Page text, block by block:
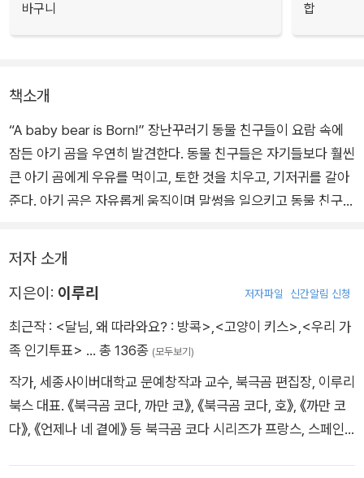
바구니
합
책소개
“A baby bear is Born!” 장난꾸러기 동물 친구들이 요람 속에
잠든 아기 곰을 우연히 발견한다. 동물 친구들은 자기들보다 훨씬
큰 아기 곰에게 우유를 먹이고, 토한 것을 치우고, 기저귀를 갈아
준다. 아기 곰은 자유롭게 움직이며 말썽을 일으키고 동물 친구들
그 사이 아기 곰은 놀랍게 성장한다. 아기 곰을 키우는 동안 아기
곰과 동물 친구들 가운데 누가 더 많이 자랐을까? 알파벳 순서대
로 노래하듯 읽는 <아기 곰 ABC>는 어린이와 어른 모두의 마음
을 한 뼘 더 키워주는 성장 그림책이다.
저자 소개
지은이: 이루리 저자파일 신간알림 신청
최근작 : <달님, 왜 따라와요? : 방콕>,<고양이 키스>,<우리 가
족 인기투표> … 총 136종 (모두보기)
작가, 세종사이버대학교 문예창작과 교수, 북극곰 편집장, 이루리
북스 대표. 《북극곰 코다, 까만 코》, 《북극곰 코다, 호》, 《까만 코
다》, 《언제나 네 곁에》 등 북극곰 코다 시리즈가 프랑스, 스페인,